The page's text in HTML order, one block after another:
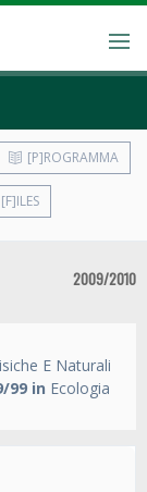
[P]ROGRAMMA
[F]ILES
2009/2010
E Naturali
99 in Ecologia